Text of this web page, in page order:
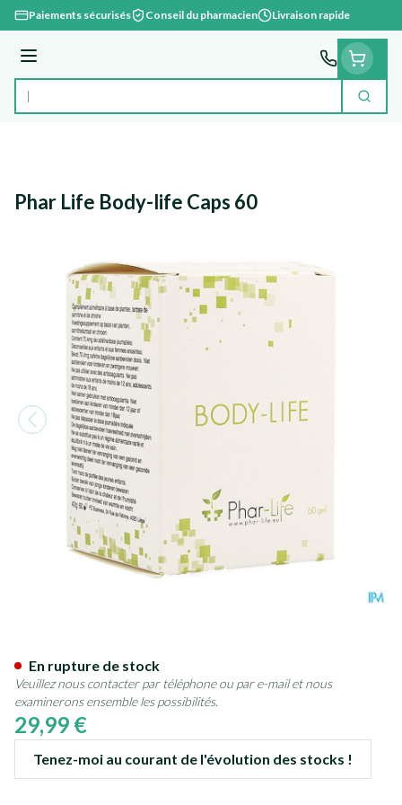
Aller au contenu
Paiements sécurisés Conseil du pharmacien Livraison rapide
Menu
Rechercher
Phar Life Body-life Caps 60
29,99 €
Tenez-moi au courant de l'évolution des stocks !
En rupture de stock
Veuillez nous contacter par téléphone ou par e-mail et nous
examinerons ensemble les possibilités.